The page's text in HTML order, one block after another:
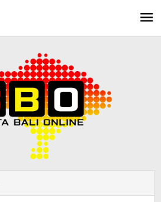
Kejiwaan,